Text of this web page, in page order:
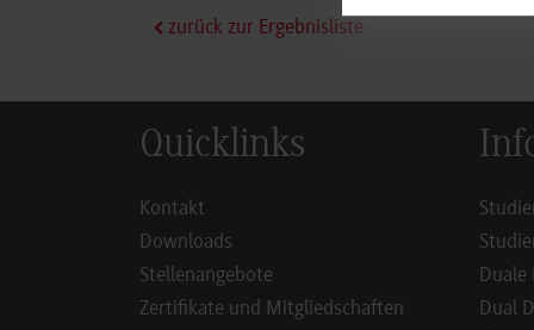
zurück zur Ergebnisliste
Quicklinks
Kontakt
Downloads
Stellenangebote
Zertifikate und Mitgliedschaften
Duale
Dual